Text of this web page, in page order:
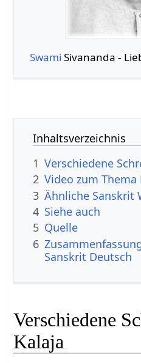
Swami Sivananda -
Inhaltsverzeichnis
1 Verschiedene
2 Video zum Thema
3 Ähnliche Sanskrit
4 Siehe auch
5 Quelle
6
Sanskrit Deutsch
Verschiedene
Kalaja